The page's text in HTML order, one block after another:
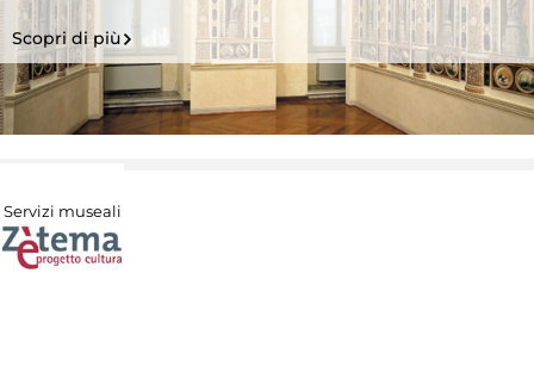
Scopri di più
Servizi museali